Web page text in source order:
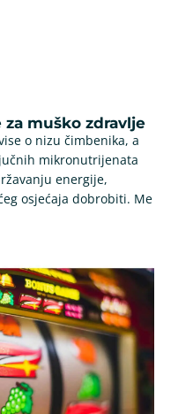
muško zdravlje
o nizu čimbenika, a
mikronutrijenata
energije,
osjećaja dobrobiti. Me